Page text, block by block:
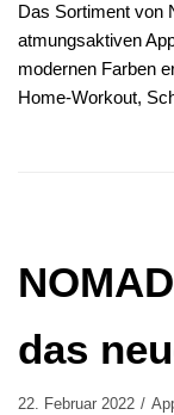
Das Sortiment von
atmungsaktiven
modernen Farben
Home-Workout,
das
22. Februar 2022